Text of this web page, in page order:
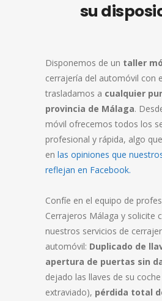
su
Disponemos de un taller
cerrajería del automóvil con
trasladamos a cualquier
provincia de Málaga.
móvil ofrecemos todos los
profesional y rápida, algo
en las opiniones que
reflejan en Facebook.
Confíe en el equipo de
Cerrajeros Málaga y solicite
nuestros servicios de
automóvil: Duplicado de
apertura de puertas sin
dejado las llaves de su
extraviado), pérdida total